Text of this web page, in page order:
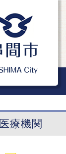
医療機関